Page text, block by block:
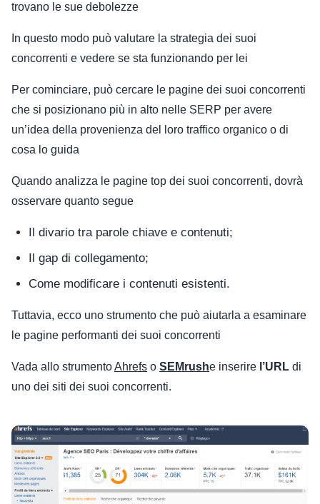
trovano le sue debolezze
In questo modo può valutare la strategia dei suoi
concorrenti e vedere se sta funzionando per lei
Per cominciare, può cercare le pagine dei suoi concorrenti
che si posizionano più in alto nelle SERP per avere
un’idea della provenienza del loro traffico organico o di
cosa lo guida
Quando analizza le pagine top dei suoi concorrenti, dovrà
osservare quanto segue
Il divario tra parole chiave e contenuti;
Il gap di collegamento;
Come modificare i contenuti esistenti.
Tuttavia, ecco uno strumento che può aiutarla a esaminare
le pagine performanti dei suoi concorrenti
Vada allo strumentoAhrefs o SEMrushe inserire l’URL di
uno dei siti dei suoi concorrenti.